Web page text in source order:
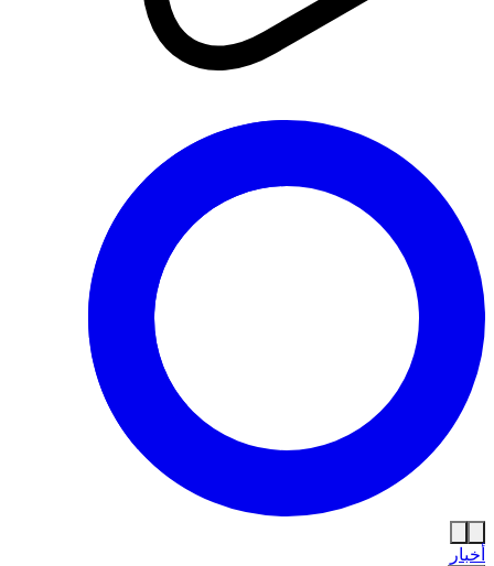
أخبار